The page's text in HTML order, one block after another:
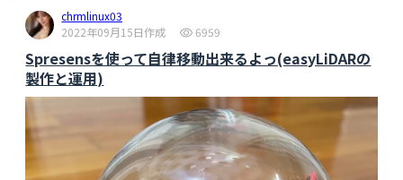
chrmlinux03
2022年09月15日作成
6959
Spresensを使って自律移動出来るよっ(easyLiDARの
製作と運用)